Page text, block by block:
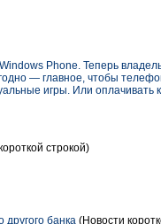
Phone. Теперь
— главное, чтобы
игры. Или оплачивать
строкой)
банка (Новости